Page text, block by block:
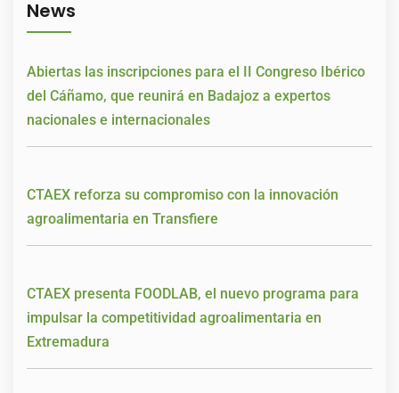
News
Abiertas las inscripciones para el II Congreso Ibérico
del Cáñamo, que reunirá en Badajoz a expertos
nacionales e internacionales
CTAEX reforza su compromiso con la innovación
agroalimentaria en Transfiere
CTAEX presenta FOODLAB, el nuevo programa para
impulsar la competitividad agroalimentaria en
Extremadura